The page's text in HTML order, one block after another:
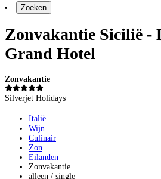
Zoeken
Zonvakantie Sicilië -
Grand Hotel
Zonvakantie
Silverjet Holidays
Italië
Wijn
Culinair
Zon
Eilanden
Zonvakantie
alleen / single